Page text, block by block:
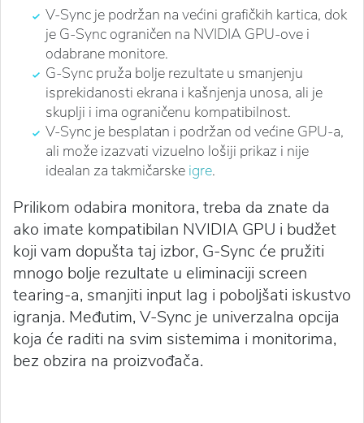
V-Sync je podržan na većini grafičkih kartica, dok
je G-Sync ograničen na NVIDIA GPU-ove i
odabrane monitore.
G-Sync pruža bolje rezultate u smanjenju
isprekidanosti ekrana i kašnjenja unosa, ali je
skuplji i ima ograničenu kompatibilnost.
V-Sync je besplatan i podržan od većine GPU-a,
ali može izazvati vizuelno lošiji prikaz i nije
idealan za takmičarske igre.
Prilikom odabira monitora, treba da znate da
ako imate kompatibilan NVIDIA GPU i budžet
koji vam dopušta taj izbor, G-Sync će pružiti
mnogo bolje rezultate u eliminaciji screen
tearing-a, smanjiti input lag i poboljšati iskustvo
igranja. Međutim, V-Sync je univerzalna opcija
koja će raditi na svim sistemima i monitorima,
bez obzira na proizvođača.